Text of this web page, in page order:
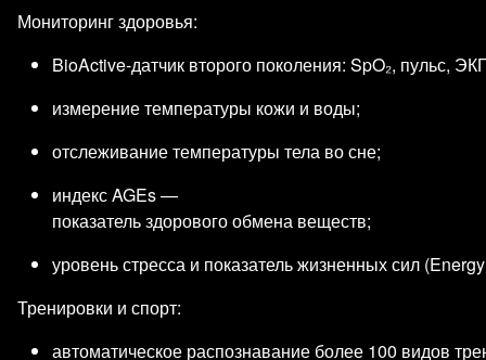
Мониторинг здоровья:
BioActive‑датчик второго поколения: SpO₂, пульс,
измерение температуры кожи и воды;
отслеживание температуры тела во сне;
индекс AGEs —
показатель здорового обмена веществ;
уровень стресса и показатель жизненных сил
Тренировки и спорт:
автоматическое распознавание более 100 видов